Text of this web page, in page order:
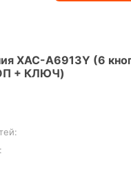
XAC-A6913Y (6
+ КЛЮЧ)